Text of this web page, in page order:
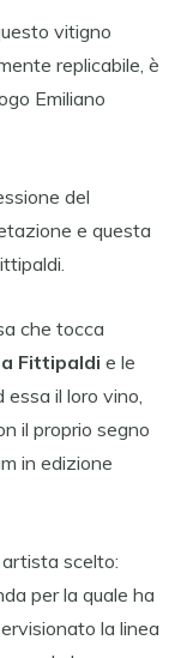
vitigno
replicabile, è
Emiliano
del
e questa
che tocca
Fittipaldi e le
il loro vino,
il proprio segno
in edizione
scelto:
per la quale ha
la linea